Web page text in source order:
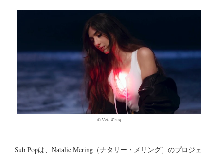
©︎Neil Krug
Sub Popは、Natalie Mering（ナタリー・メリング）のプロジェ